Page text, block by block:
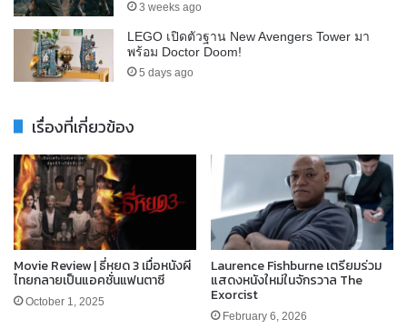
3 weeks ago
LEGO เปิดตัวฐาน New Avengers Tower มา
พร้อม Doctor Doom!
5 days ago
เรื่องที่เกี่ยวข้อง
Movie Review | ธี่หยด 3 เมื่อหนังผี
ไทยกลายเป็นแอคชั่นแฟนตาซี
October 1, 2025
Laurence Fishburne เตรียมร่วม
แสดงหนังใหม่ในจักรวาล The
Exorcist
February 6, 2026